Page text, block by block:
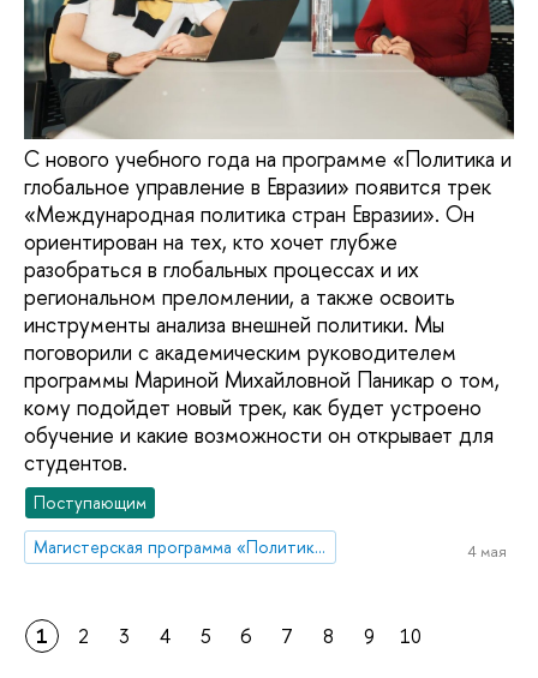
С нового учебного года на программе «Политика и
глобальное управление в Евразии» появится трек
«Международная политика стран Евразии». Он
ориентирован на тех, кто хочет глубже
разобраться в глобальных процессах и их
региональном преломлении, а также освоить
инструменты анализа внешней политики. Мы
поговорили с академическим руководителем
программы Мариной Михайловной Паникар о том,
кому подойдет новый трек, как будет устроено
обучение и какие возможности он открывает для
студентов.
Поступающим
Магистерская программа «Политика и глобальное управление в Евразии»
4 мая
1 2 3 4 5 6 7 8 9 10